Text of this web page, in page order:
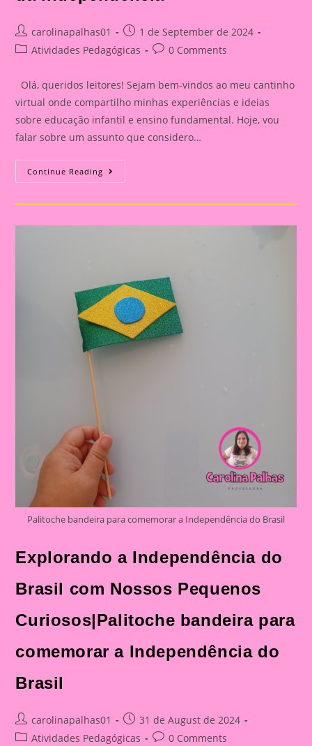
Post
author:
carolinapalhas01
Post
published:
1 de September de 2024
PostAtividades Pedagógicas
Post0 Comments
Olá, queridos leitores! Sejam bem-vindos ao meu cantinho
virtual onde compartilho minhas experiências e ideias
sobre educação infantil e ensino fundamental. Hoje, vou
falar sobre um assunto que considero…
Continue Reading Explorando
A
Do
Tema
Independência
Do
Brasil|Cavalo
Da
Independência
Palitoche bandeira para comemorar a Independência do Brasil
Explorando a Independência do
Brasil com Nossos Pequenos
Curiosos|Palitoche bandeira para
comemorar a Independência do
Brasil
Post
author:
carolinapalhas01
Post
published:
31 de August de 2024
PostAtividades Pedagógicas
Post0 Comments